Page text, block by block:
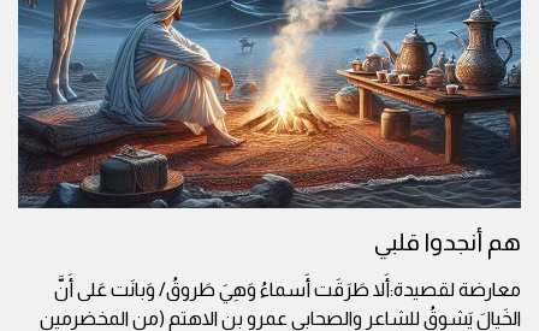
هم أنجدوا قلبي
معارضة لقصيدة:أَلا طَرَقَت أَسماءُ وَهِيَ طَروقُ/ وَبانَت عَلى أَنَّ
الخَيالَ يَشوقُ للشاعر والصحابي عمرو بن الاهتم (من المخضرمين